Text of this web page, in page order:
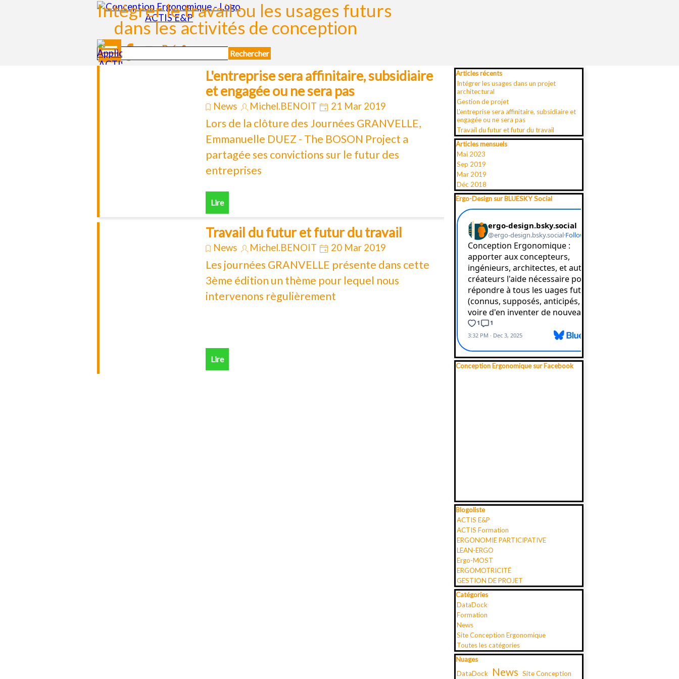
Intégrer le travail ou les usages futurs
dans les activités de conception
Rechercher
Sauter le menu
L'entreprise sera affinitaire, subsidiaire
et engagée ou ne sera pas
News Michel.BENOIT 21 Mar 2019
Lors de la clôture des Journées GRANVELLE,
Emmanuelle DUEZ - The BOSON Project a
partagée ses convictions sur le futur des
entreprises
Lire
Travail du futur et futur du travail
News Michel.BENOIT 20 Mar 2019
Les journées GRANVELLE présente dans cette
3ème édition un thème pour lequel nous
intervenons règulièrement
Lire
Sauter le bloc Articles récents
Articles récents
Intégrer les usages dans un projet
architectural
Gestion de projet
L'entreprise sera affinitaire, subsidiaire et
engagée ou ne sera pas
Travail du futur et futur du travail
Sauter le bloc Articles mensuels
Articles mensuels
Mai 2023
Sep 2019
Mar 2019
Déc 2018
Sauter le bloc Ergo-Design sur BLUESKY Social
Ergo-Design sur BLUESKY Social
Sauter le bloc Conception Ergonomique sur Facebook
Conception Ergonomique sur Facebook
Sauter le bloc Blogoliste
Blogoliste
ACTIS E&P
ACTIS Formation
ERGONOMIE PARTICIPATIVE
LEAN-ERGO
Ergo-MOST
ERGOMOTRICITÉ
GESTION DE PROJET
Sauter le bloc Catégories
Catégories
DataDock
Formation
News
Site Conception Ergonomique
Toutes les catégories
Sauter le bloc Nuages
Nuages
DataDock
News Site Conception